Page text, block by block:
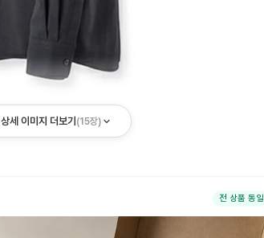
상세 이미지 더보기 (15장)
전 상품 동일